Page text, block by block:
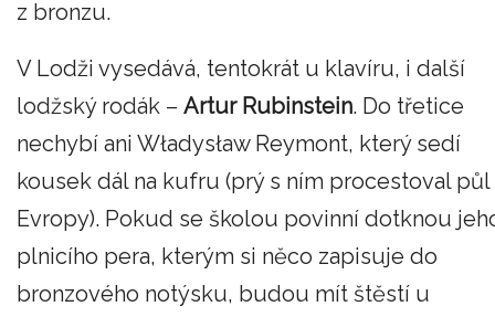
z bronzu.
V Lodži vysedává, tentokrát u klavíru, i další
lodžský rodák – Artur Rubinstein. Do třetice
nechybí ani Władysław Reymont, který sedí
kousek dál na kufru (prý s ním procestoval půl
Evropy). Pokud se školou povinní dotknou
plnicího pera, kterým si něco zapisuje do
bronzového notýsku, budou mít štěstí u